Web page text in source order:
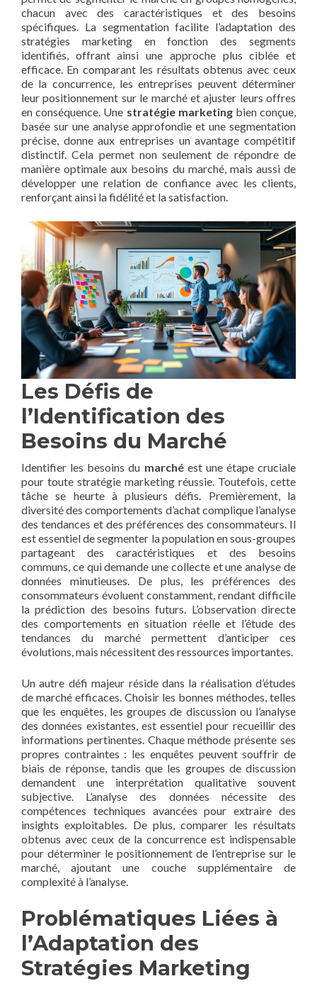
chacun avec des caractéristiques et des besoins
spécifiques. La segmentation facilite l’adaptation des
stratégies marketing en fonction des segments
identifiés, offrant ainsi une approche plus ciblée et
efficace. En comparant les résultats obtenus avec ceux
de la concurrence, les entreprises peuvent déterminer
leur positionnement sur le marché et ajuster leurs offres
en conséquence. Une stratégie marketingbien conçue,
basée sur une analyse approfondie et une segmentation
précise, donne aux entreprises un avantage compétitif
distinctif. Cela permet non seulement de répondre de
manière optimale aux besoins du marché, mais aussi de
développer une relation de confiance avec les clients,
renforçant ainsi la fidélité et la satisfaction.
Les Défis de
l’Identification des
Besoins du Marché
Identifier les besoins du marchéest une étape cruciale
pour toute stratégie marketing réussie. Toutefois, cette
tâche se heurte à plusieurs défis. Premièrement, la
diversité des comportements d’achat complique l’analyse
des tendances et des préférences des consommateurs. Il
est essentiel de segmenter la population en sous-groupes
partageant des caractéristiques et des besoins
communs, ce qui demande une collecte et une analyse de
données minutieuses. De plus, les préférences des
consommateurs évoluent constamment, rendant difficile
la prédiction des besoins futurs. L’observation directe
des comportements en situation réelle et l’étude des
tendances du marché permettent d’anticiper ces
évolutions, mais nécessitent des ressources importantes.
Un autre défi majeur réside dans la réalisation d’études
de marché efficaces. Choisir les bonnes méthodes, telles
que les enquêtes, les groupes de discussion ou l’analyse
des données existantes, est essentiel pour recueillir des
informations pertinentes. Chaque méthode présente ses
propres contraintes : les enquêtes peuvent souffrir de
biais de réponse, tandis que les groupes de discussion
demandent une interprétation qualitative souvent
subjective. L’analyse des données nécessite des
compétences techniques avancées pour extraire des
insights exploitables. De plus, comparer les résultats
obtenus avec ceux de la concurrence est indispensable
pour déterminer le positionnement de l’entreprise sur le
marché, ajoutant une couche supplémentaire de
complexité à l’analyse.
Problématiques Liées à
l’Adaptation des
Stratégies Marketing